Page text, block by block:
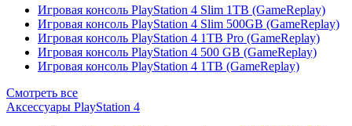
Игровая консоль PlayStation 4 Slim 1TB (GameReplay)
Игровая консоль PlayStation 4 Slim 500GB (GameReplay)
Игровая консоль PlayStation 4 1TB Pro (GameReplay)
Игровая консоль PlayStation 4 500 GB (GameReplay)
Игровая консоль PlayStation 4 1TB (GameReplay)
Смотреть все
Аксессуары PlayStation 4